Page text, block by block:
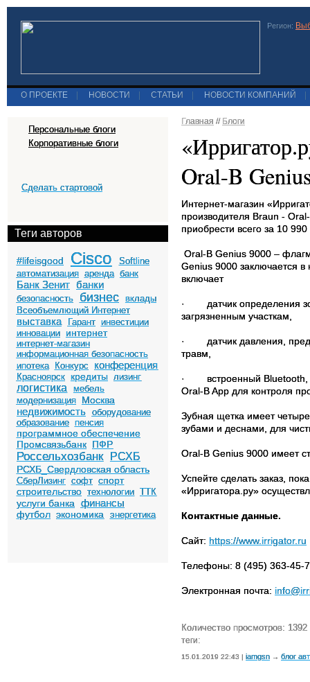
Регион:
О ПРОЕКТЕ НОВОСТИ СТАТЬИ НОВОСТИ КОМПАНИЙ
Персональные блоги
Корпоративные блоги
Сделать стартовой
Теги авторов
#lifeisgood Cisco
Softline
автоматизация аренда банк
Банк Зенит банки
безопасность бизнес
вклады
Всеобъемлющий Интернет
выставка Гарант инвестиции
инновации
интернет
интернет-магазин
информационная безопасность
ипотека
Конкурс конференция
Красноярск кредиты лизинг
логистика
мебель
модернизация
Москва
недвижимость оборудование
образование пенсия
программное обеспечение
Промсвязьбанк ПФР
Россельхозбанк РСХБ
РСХБ_Свердловская область
СберЛизинг софт спорт
строительство технологии ТТК
услуги банка финансы
футбол экономика энергетика
Главная // Блоги
Oral-B
Интернет-магазин
производителя Braun -
приобрести всего за 10
Oral-B Genius 9000 –
Genius 9000 заключается
включает
·
датчик определения
загрязненным участкам,
·
датчик давления,
травм,
·
встроенный
Oral-B App для контроля
Зубная щетка имеет
зубами и деснами, для
Oral-B Genius 9000 имеет
Успейте сделать заказ,
«Ирригатора.ру»
Контактные данные.
Сайт: https://www.irrigator.ru
Телефоны: 8 (495) 363-45-
Электронная почта:
Количество просмотров: 1392
теги:
15.01.2019 22:43 | iamgsn → блог